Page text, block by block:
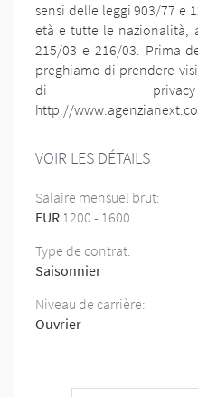
sensi delle leggi 903/77 e
età e tutte le nazionalità,
215/03 e 216/03. Prima
preghiamo di prendere
di privacy
http://
VOIR LES DÉTAILS
Salaire mensuel brut:
EUR 1200 - 1600
Type de contrat:
Saisonnier
Niveau de carrière:
Ouvrier